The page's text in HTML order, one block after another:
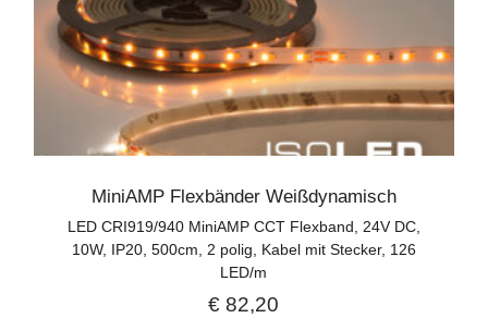
MiniAMP Flexbänder Weißdynamisch
LED CRI919/940 MiniAMP CCT Flexband, 24V DC,
10W, IP20, 500cm, 2 polig, Kabel mit Stecker, 126
LED/m
€ 82,20